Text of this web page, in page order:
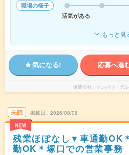
職場の様子
活気がある
もっと見
気になる! 応募へ進
派遣会社 マンパワーグ
未読
NEW
掲載日 2026/08/06
残業ほぼなし▼車通勤OK
勤OK＊塚口での営業事務